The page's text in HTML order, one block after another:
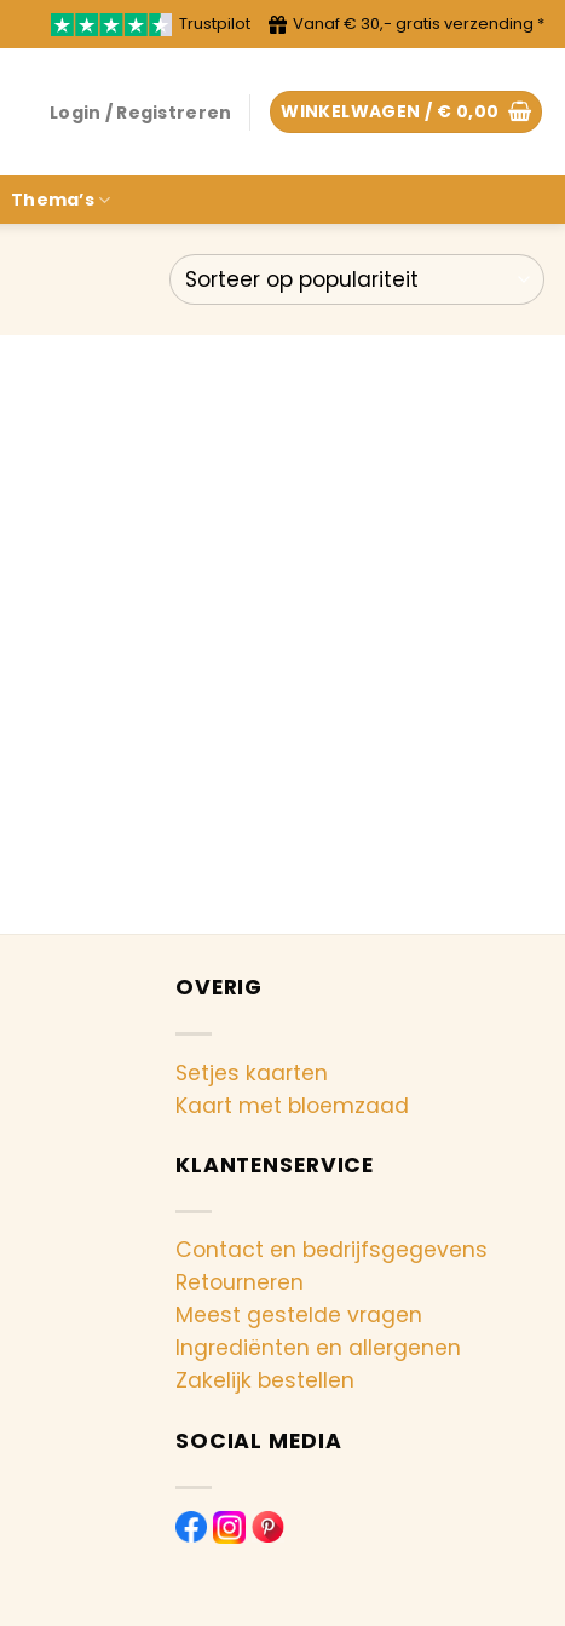
Trustpilot Vanaf € 30,- gratis verzending *
Login / Registreren WINKELWAGEN / € 0,00
Thema’s
OVERIG
Setjes kaarten
Kaart met bloemzaad
KLANTENSERVICE
Contact en bedrijfsgegevens
Retourneren
Meest gestelde vragen
Ingrediënten en allergenen
Zakelijk bestellen
SOCIAL MEDIA